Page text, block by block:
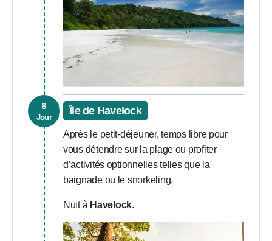
8
Jour
Île de Havelock
Après le petit-déjeuner, temps libre pour
vous détendre sur la plage ou profiter
d’activités optionnelles telles que la
baignade ou le snorkeling.
Nuit à Havelock.